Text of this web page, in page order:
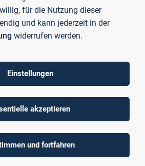
/ März 2023
Facility
2016.
hinterlegten Volltexte sind keine
für die Nutzung dieser
und kann jederzeit in der
widerrufen werden.
Einstellungen
akzeptieren
und fortfahren